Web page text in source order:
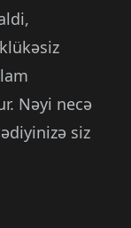
Nəyi necə
siz